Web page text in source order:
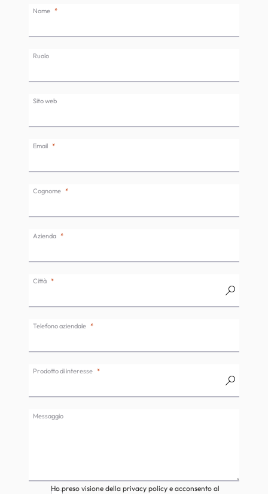
Nome
Ruolo
Sito web
Email
Cognome
Azienda
Città
Telefono aziendale
Prodotto di interesse
Messaggio
Ho preso visione della privacy policy e acconsento al